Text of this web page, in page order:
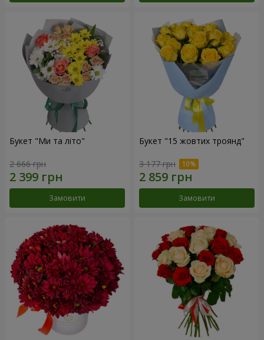
Букет "Ми та літо"
2 666 грн
Замовити
Букет "15 жовтих троянд"
3 177 грн
Замовити